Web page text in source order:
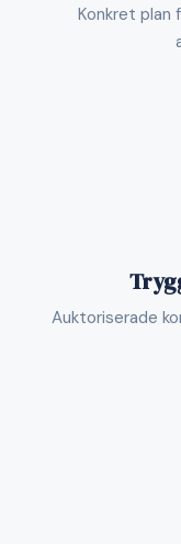
Konkret plan
Auktoriserade